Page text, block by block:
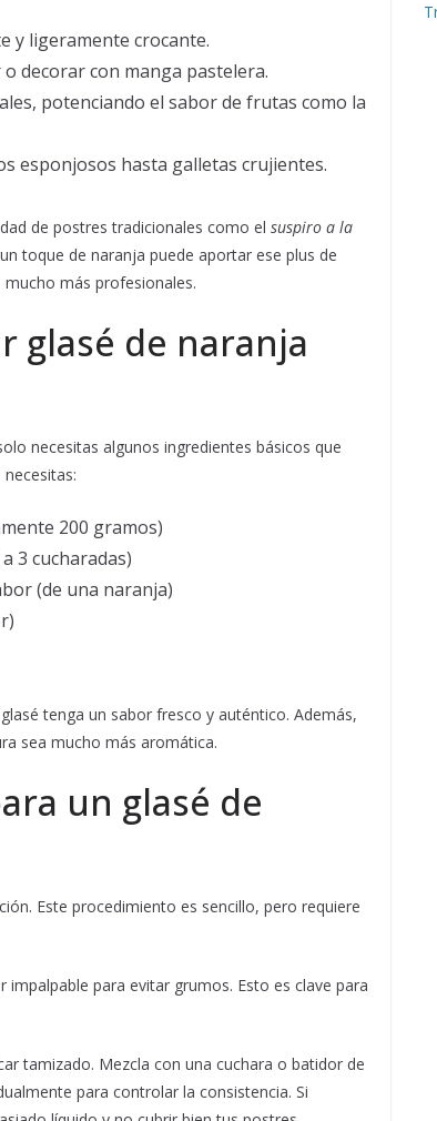
y ligeramente crocante.
decorar con manga pastelera.
potenciando el sabor de frutas como la
esponjosos hasta galletas crujientes.
de postres tradicionales como el suspiro a la
toque de naranja puede aportar ese plus de
más profesionales.
glasé de naranja
necesitas algunos ingredientes básicos que
200 gramos)
3 cucharadas)
(de una naranja)
tenga un sabor fresco y auténtico. Además,
sea mucho más aromática.
un glasé de
Este procedimiento es sencillo, pero requiere
para evitar grumos. Esto es clave para
tamizado. Mezcla con una cuchara o batidor de
para controlar la consistencia. Si